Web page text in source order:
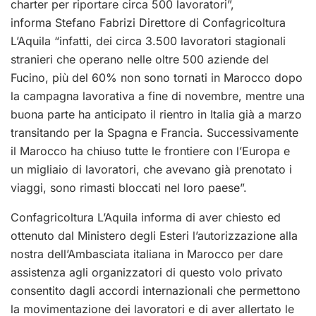
charter per riportare circa 500 lavoratori”,
informa Stefano Fabrizi Direttore di Confagricoltura
L’Aquila “infatti, dei circa 3.500 lavoratori stagionali
stranieri che operano nelle oltre 500 aziende del
Fucino, più del 60% non sono tornati in Marocco dopo
la campagna lavorativa a fine di novembre, mentre una
buona parte ha anticipato il rientro in Italia già a marzo
transitando per la Spagna e Francia. Successivamente
il Marocco ha chiuso tutte le frontiere con l’Europa e
un migliaio di lavoratori, che avevano già prenotato i
viaggi, sono rimasti bloccati nel loro paese”.
Confagricoltura L’Aquila informa di aver chiesto ed
ottenuto dal Ministero degli Esteri l’autorizzazione alla
nostra dell’Ambasciata italiana in Marocco per dare
assistenza agli organizzatori di questo volo privato
consentito dagli accordi internazionali che permettono
la movimentazione dei lavoratori e di aver allertato le